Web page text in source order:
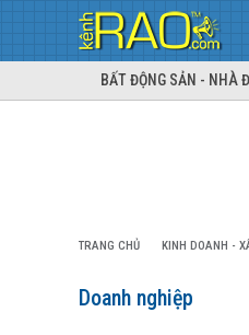
BẤT ĐỘNG SẢN - NHÀ
TRANG CHỦ KINH DOANH -
Doanh nghiệp